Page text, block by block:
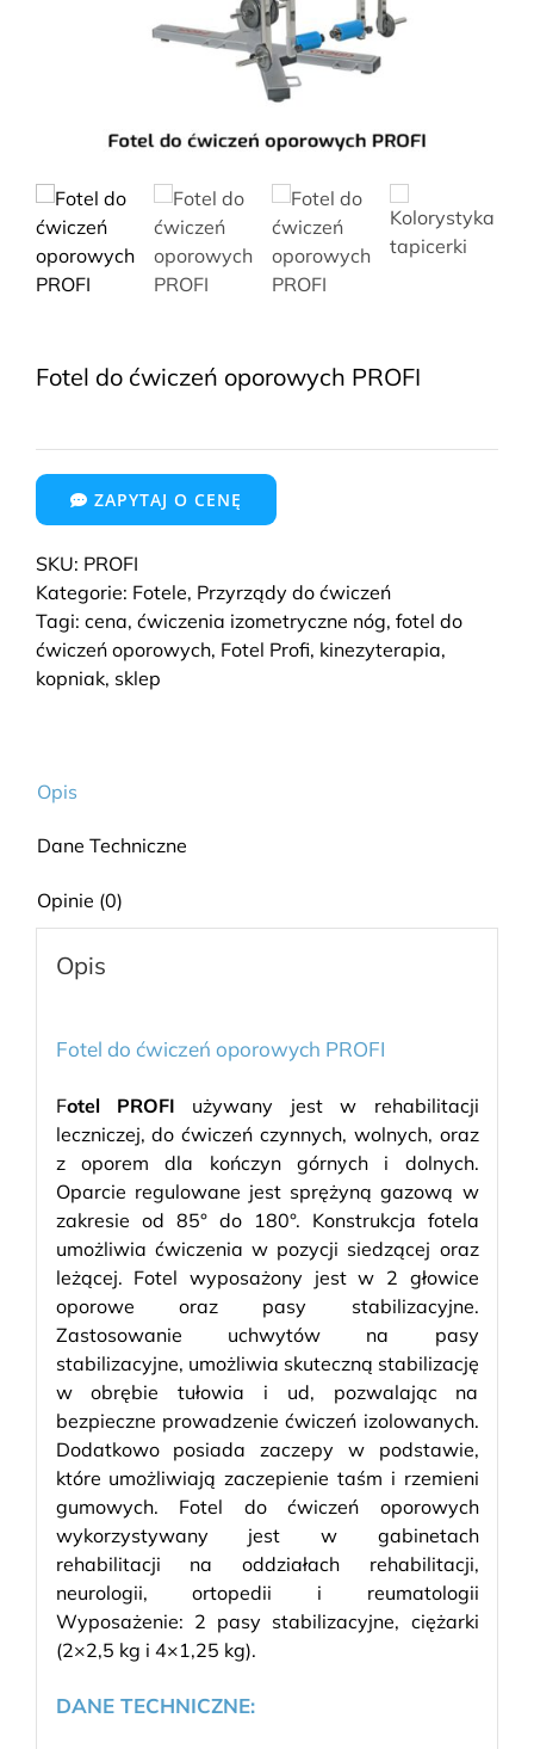
Fotel do ćwiczeń oporowych PROFI
ZAPYTAJ O CENĘ
SKU: PROFI
Kategorie: Fotele, Przyrządy do ćwiczeń
Tagi: cena, ćwiczenia izometryczne nóg, fotel do
ćwiczeń oporowych, Fotel Profi, kinezyterapia,
kopniak, sklep
Opis
Dane Techniczne
Opinie (0)
Opis
Fotel do ćwiczeń oporowych PROFI
Fotel PROFI używany jest w rehabilitacji
leczniczej, do ćwiczeń czynnych, wolnych, oraz
z oporem dla kończyn górnych i dolnych.
Oparcie regulowane jest sprężyną gazową w
zakresie od 85° do 180°. Konstrukcja fotela
umożliwia ćwiczenia w pozycji siedzącej oraz
leżącej. Fotel wyposażony jest w 2 głowice
oporowe oraz pasy stabilizacyjne.
Zastosowanie uchwytów na pasy
stabilizacyjne, umożliwia skuteczną stabilizację
w obrębie tułowia i ud, pozwalając na
bezpieczne prowadzenie ćwiczeń izolowanych.
Dodatkowo posiada zaczepy w podstawie,
które umożliwiają zaczepienie taśm i rzemieni
gumowych. Fotel do ćwiczeń oporowych
wykorzystywany jest w gabinetach
rehabilitacji na oddziałach rehabilitacji,
neurologii, ortopedii i reumatologii
Wyposażenie: 2 pasy stabilizacyjne, ciężarki
(2×2,5 kg i 4×1,25 kg).
DANE TECHNICZNE: